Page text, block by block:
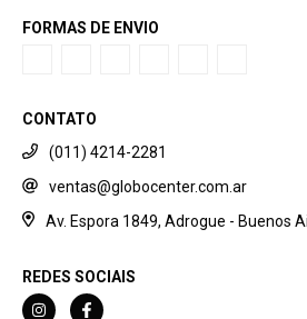
FORMAS DE ENVIO
CONTATO
(011) 4214-2281
ventas@globocenter.com.ar
Av. Espora 1849, Adrogue - Buenos
REDES SOCIAIS